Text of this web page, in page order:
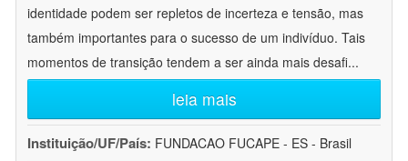
identidade podem ser repletos de incerteza e tensão, mas
também importantes para o sucesso de um indivíduo. Tais
momentos de transição tendem a ser ainda mais desafi...
leia mais
Instituição/UF/País: FUNDACAO FUCAPE - ES - Brasil